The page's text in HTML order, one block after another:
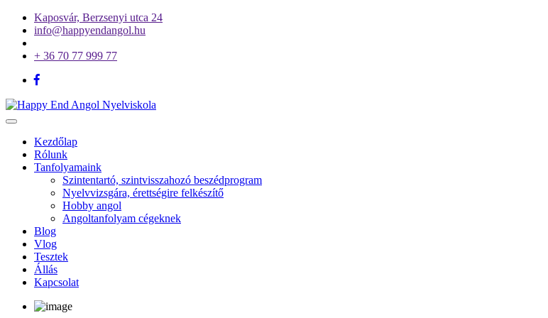
Kaposvár, Berzsenyi utca 24
info@happyendangol.hu
+ 36 70 77 999 77
Toggle
navigationKezdőlap
Rólunk
Tanfolyamaink
Szintentartó, szintvisszahozó beszédprogram
Nyelvvizsgára, érettségire felkészítő
Hobby angol
Angoltanfolyam cégeknek
Blog
Vlog
Tesztek
Állás
Kapcsolat